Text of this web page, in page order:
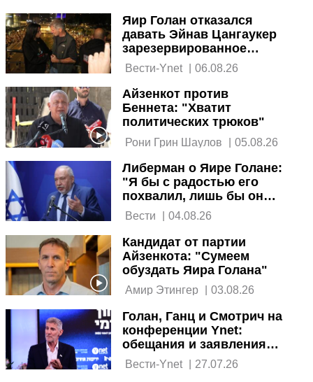
Яир Голан отказался
давать Эйнав Цангаукер
зарезервированное
место в списке
Демократов
Вести-Ynet | 06.08.26
Айзенкот против
Беннета: "Хватит
политических трюков"
| 05.08.26
Либерман о Яире Голане:
"Я бы с радостью его
похвалил, лишь бы он
молчал"
| 04.08.26
Кандидат от партии
Айзенкота: "Сумеем
обуздать Яира Голана"
Амир Этингер | 03.08.26
Голан, Ганц и Смотрич на
конференции Ynet:
обещания и заявления
перед выборами
Вести-Ynet | 27.07.26